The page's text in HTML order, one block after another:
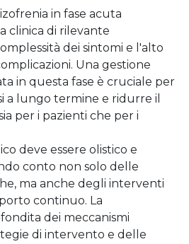
in fase acuta
clinica di rilevante
dei sintomi e l'alto
Una gestione
in questa fase è cruciale per
a lungo termine e ridurre il
per i pazienti che per i
deve essere olistico e
conto non solo delle
ma anche degli interventi
continuo. La
dei meccanismi
di intervento e delle